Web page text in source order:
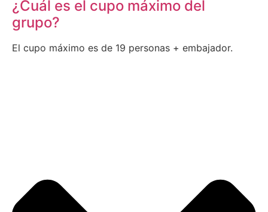
¿Cuál es el cupo máximo del
grupo?
El cupo máximo es de 19 personas + embajador.